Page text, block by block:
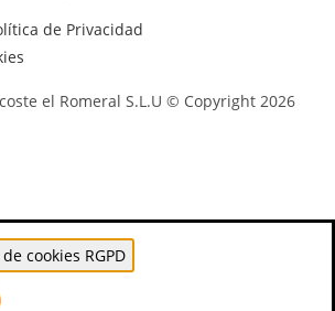
de Privacidad
el Romeral S.L.U © Copyright 2026
cookies RGPD